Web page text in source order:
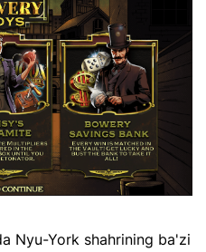
Nyu-York shahrining ba'zi